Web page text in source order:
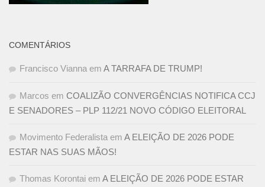
COMENTÁRIOS
Francisco Vianna em A TARRAFA DE TRUMP!
Marcos em COALIZÃO CONVERGÊNCIAS NOTIFICA CCJ
E SENADORES – PLP 112/21 NOVO CÓDIGO ELEITORAL
Movimento Federalista em A ELEIÇÃO DE 2026 PODE
ESTAR NAS SUAS MÃOS!
Thomas Korontai em A ELEIÇÃO DE 2026 PODE ESTAR